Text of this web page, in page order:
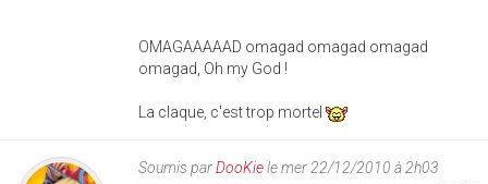
OMAGAAAAAD omagad omagad omagad
omagad, Oh my God !
La claque, c'est trop mortel
Soumis parDooKiele mer 22/12/2010 à 2h03